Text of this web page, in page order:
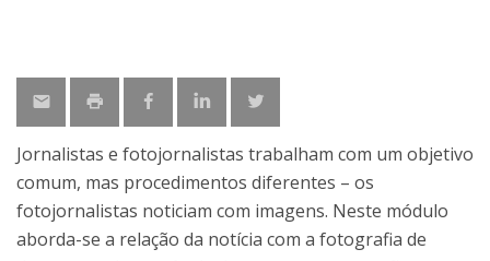
Jornalistas e fotojornalistas trabalham com um objetivo
comum, mas procedimentos diferentes – os
fotojornalistas noticiam com imagens. Neste módulo
aborda-se a relação da notícia com a fotografia de